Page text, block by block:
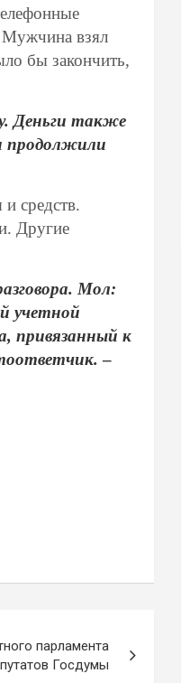
Мужчина взял
бы закончить,
Деньги также
продолжили
средств.
Другие
Мол:
учетной
привязанный к
–
парламента
Госдумы